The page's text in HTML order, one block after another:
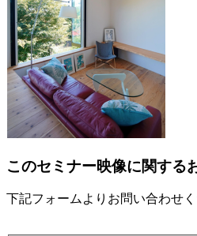
このセミナー映像に関する
下記フォームよりお問い合わせく